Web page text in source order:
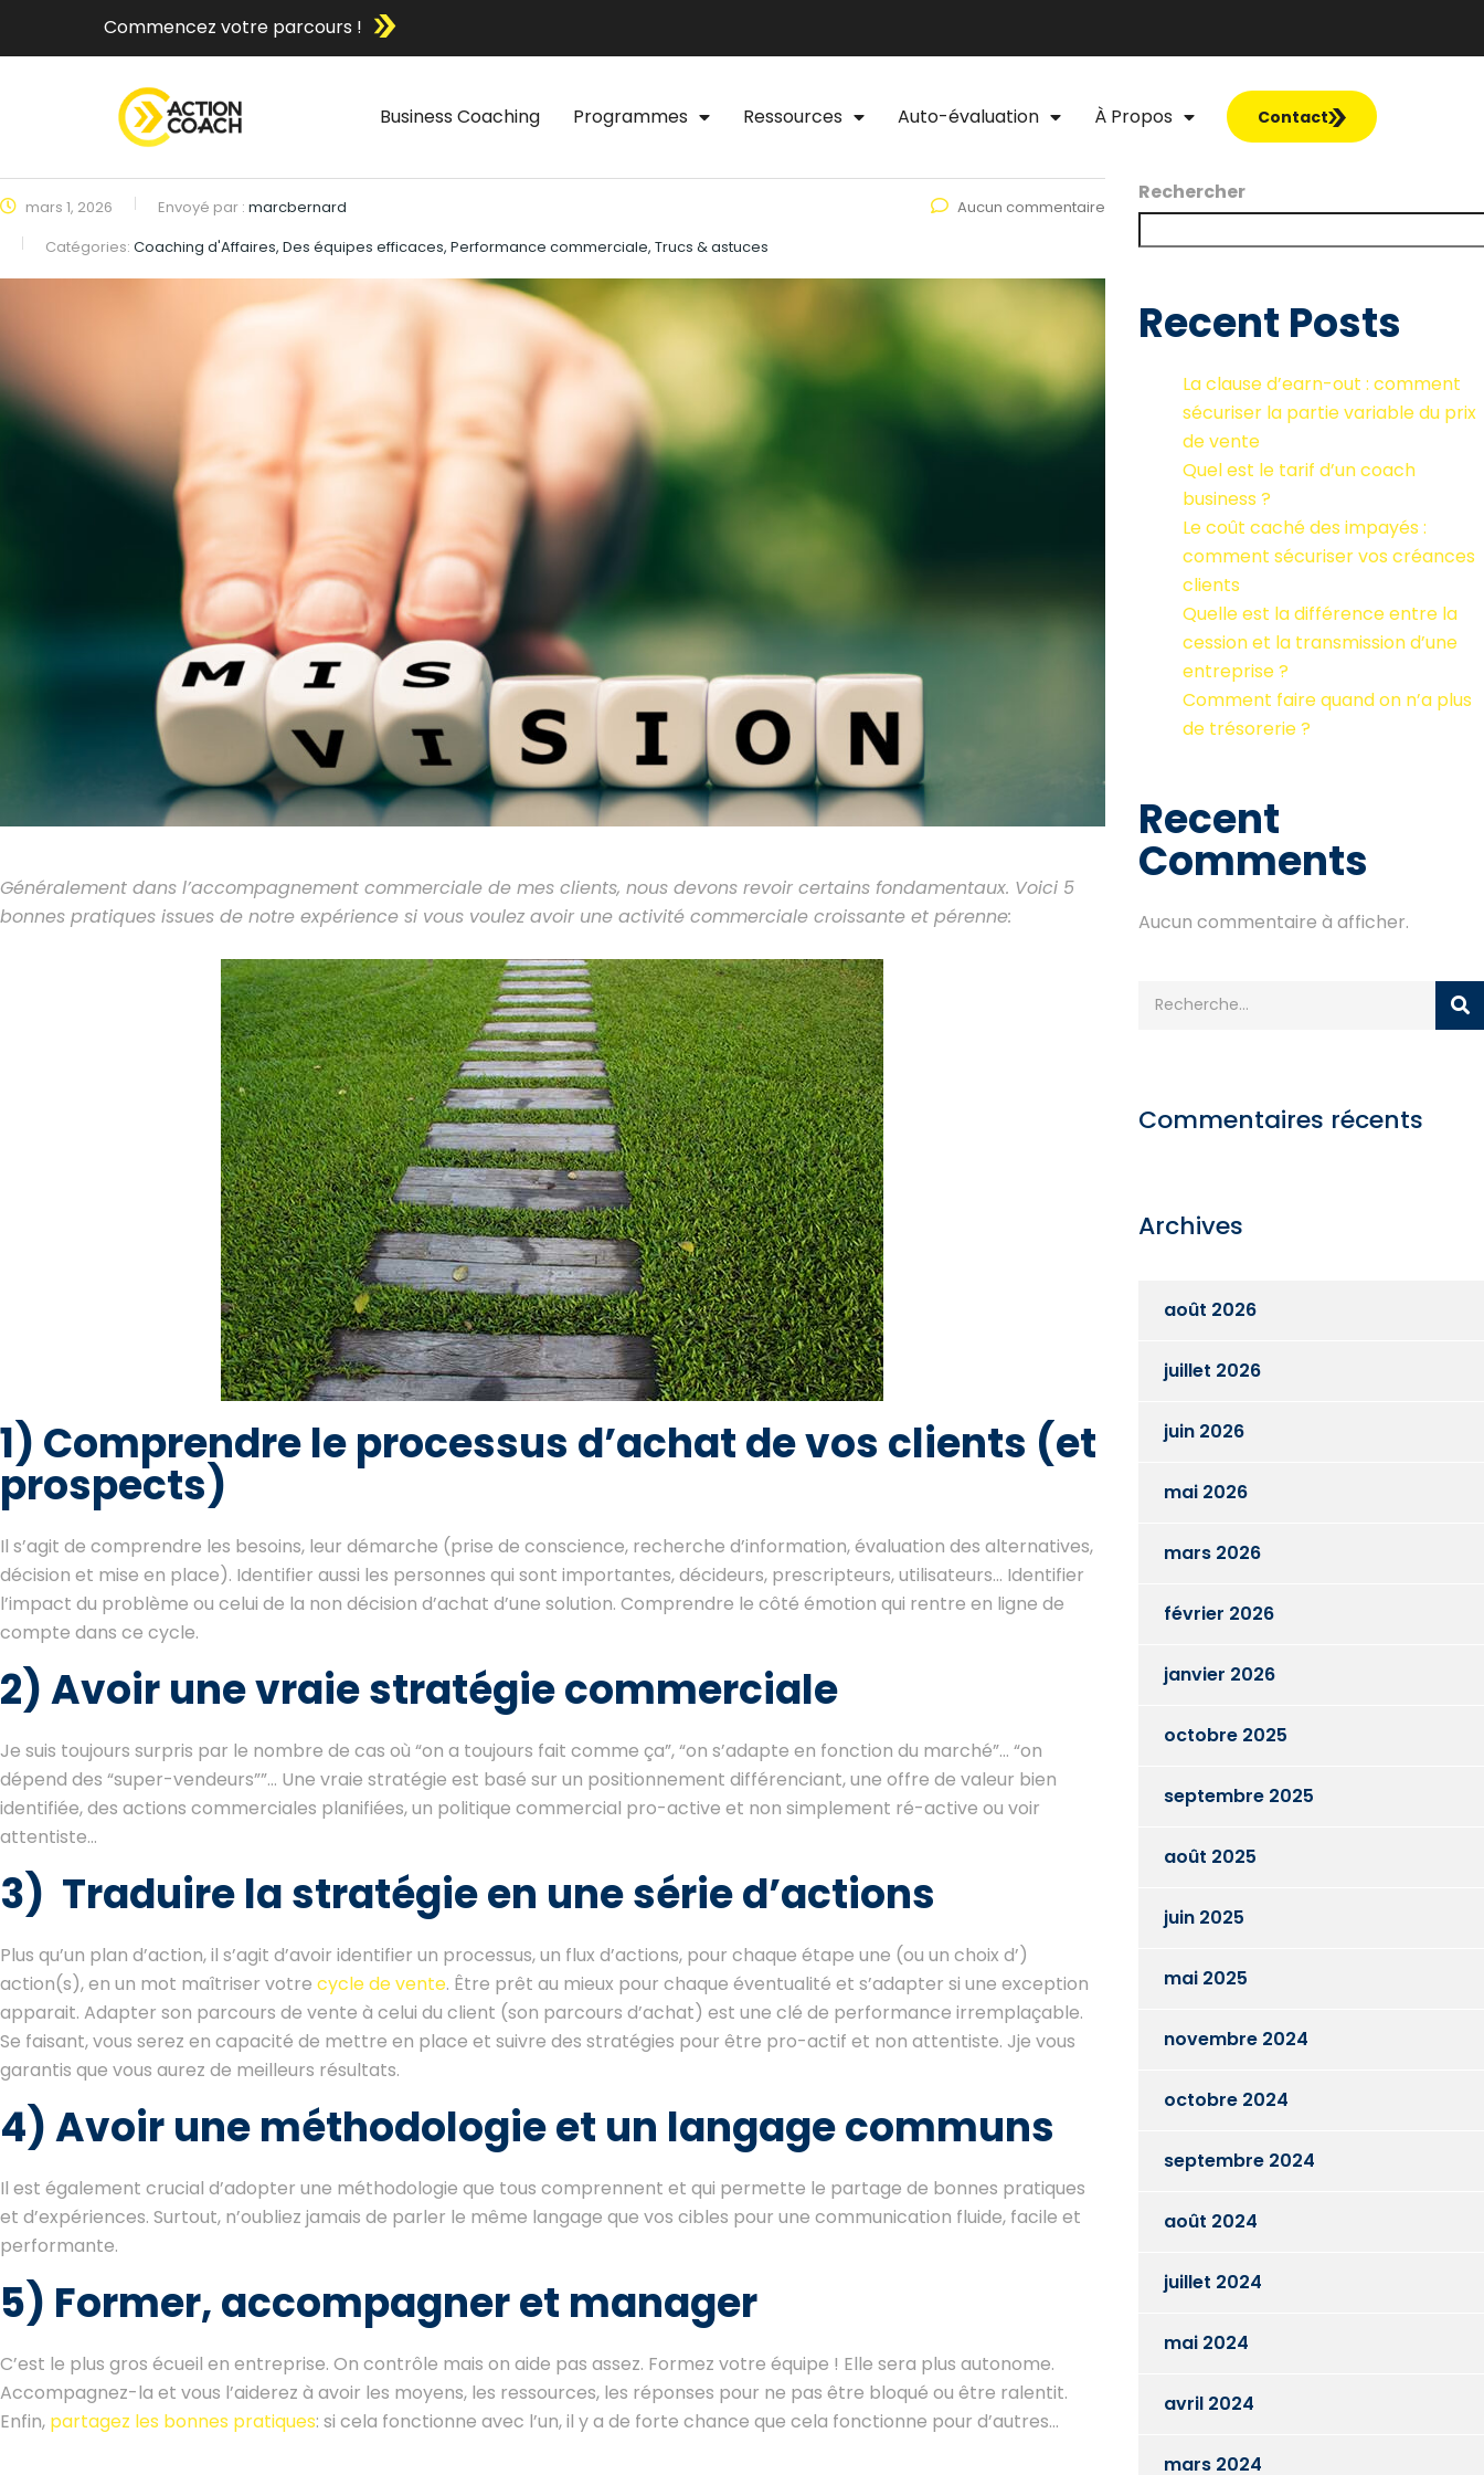
Commencez votre parcours !
Business Coaching Programmes Ressources Auto-évaluation À Propos Contact
mars 1, 2026 Envoyé par : marcbernard
Catégories: Coaching d'Affaires, Des équipes efficaces, Performance commerciale, Trucs & astuces
Aucun commentaire
Généralement dans l’accompagnement commerciale de mes clients, nous devons revoir certains fondamentaux. Voici 5
bonnes pratiques issues de notre expérience si vous voulez avoir une activité commerciale croissante et pérenne:
1) Comprendre le processus d’achat de vos clients (et
prospects)
Il s’agit de comprendre les besoins, leur démarche (prise de conscience, recherche d’information, évaluation des alternatives,
décision et mise en place). Identifier aussi les personnes qui sont importantes, décideurs, prescripteurs, utilisateurs… Identifier
l’impact du problème ou celui de la non décision d’achat d’une solution. Comprendre le côté émotion qui rentre en ligne de
compte dans ce cycle.
2) Avoir une vraie stratégie commerciale
Je suis toujours surpris par le nombre de cas où “on a toujours fait comme ça”, “on s’adapte en fonction du marché”… “on
dépend des “super-vendeurs””… Une vraie stratégie est basé sur un positionnement différenciant, une offre de valeur bien
identifiée, des actions commerciales planifiées, un politique commercial pro-active et non simplement ré-active ou voir
attentiste…
3) Traduire la stratégie en une série d’actions
Plus qu’un plan d’action, il s’agit d’avoir identifier un processus, un flux d’actions, pour chaque étape une (ou un choix d’)
action(s), en un mot maîtriser votre cycle de vente. Être prêt au mieux pour chaque éventualité et s’adapter si une exception
apparait. Adapter son parcours de vente à celui du client (son parcours d’achat) est une clé de performance irremplaçable.
Se faisant, vous serez en capacité de mettre en place et suivre des stratégies pour être pro-actif et non attentiste. Jje vous
garantis que vous aurez de meilleurs résultats.
4) Avoir une méthodologie et un langage communs
Il est également crucial d’adopter une méthodologie que tous comprennent et qui permette le partage de bonnes pratiques
et d’expériences. Surtout, n’oubliez jamais de parler le même langage que vos cibles pour une communication fluide, facile et
performante.
5) Former, accompagner et manager
C’est le plus gros écueil en entreprise. On contrôle mais on aide pas assez. Formez votre équipe ! Elle sera plus autonome.
Accompagnez-la et vous l’aiderez à avoir les moyens, les ressources, les réponses pour ne pas être bloqué ou être ralentit.
Enfin, partagez les bonnes pratiques: si cela fonctionne avec l’un, il y a de forte chance que cela fonctionne pour d’autres…
Rechercher
Recent Posts
La clause d’earn-out : comment
sécuriser la partie variable du prix
de vente
Quel est le tarif d’un coach
business ?
Le coût caché des impayés :
comment sécuriser vos créances
clients
Quelle est la différence entre la
cession et la transmission d’une
entreprise ?
Comment faire quand on n’a plus
de trésorerie ?
Recent
Comments
Aucun commentaire à afficher.
Commentaires récents
Archives
août 2026
juillet 2026
juin 2026
mai 2026
mars 2026
février 2026
janvier 2026
octobre 2025
septembre 2025
août 2025
juin 2025
mai 2025
novembre 2024
octobre 2024
septembre 2024
août 2024
juillet 2024
mai 2024
avril 2024
mars 2024